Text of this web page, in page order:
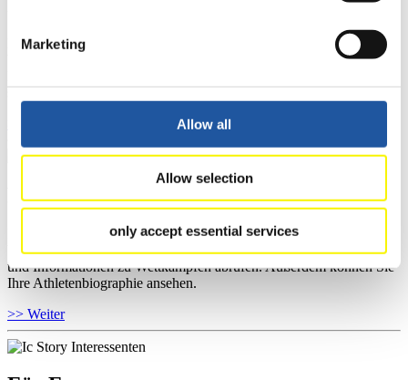
Marketing
Allow all
Allow selection
only accept essential services
Hier können Sie das aktuelle Regelwerk sowie Richtlinien zu
Wettkämpfen, Anti-Doping und Fairplay einsehen, sich über
sowie Informationen über Wettkämpfe abrufen.
Für Athleten
Hier können Sie das aktuelle Regelwerk sowie Richtlinien zu
Wettkämpfen, Anti-Doping und Fairplay einsehen, Ergebnislisten
und Informationen zu Wettkämpfen abrufen. Außerdem können Sie
Ihre Athletenbiographie ansehen.
>> Weiter